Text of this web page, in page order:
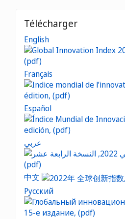
Télécharger
English
Français
Español
عربي
中文
Русский